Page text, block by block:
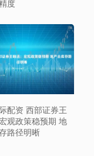
度
配资 西部证券王
观政策稳预期 地
路径明晰